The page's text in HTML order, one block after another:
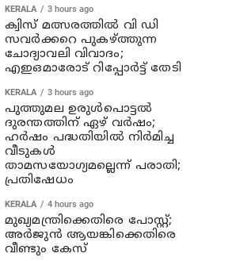
KERALA 3 hours ago
ക്വിസ് മത്സരത്തില്‍ വി ഡി
സവര്‍ക്കറെ പുകഴ്ത്തുന്ന
ചോദ്യാവലി വിവാദം;
എഇഒമാരോട് റിപ്പോര്‍ട്ട് തേടി
KERALA 3 hours ago
പുത്തുമല ഉരുള്‍പൊട്ടല്‍
ദുരന്തത്തിന് ഏഴ് വര്‍ഷം;
ഹര്‍ഷം പദ്ധതിയില്‍ നിര്‍മിച്ച
വീടുകള്‍
താമസയോഗ്യമല്ലെന്ന് പരാതി;
പ്രതിഷേധം
KERALA 4 hours ago
മുഖ്യമന്ത്രിക്കെതിരെ പോസ്റ്റ്;
അര്‍ജുന്‍ ആയങ്കിക്കെതിരെ
വീണ്ടും കേസ്